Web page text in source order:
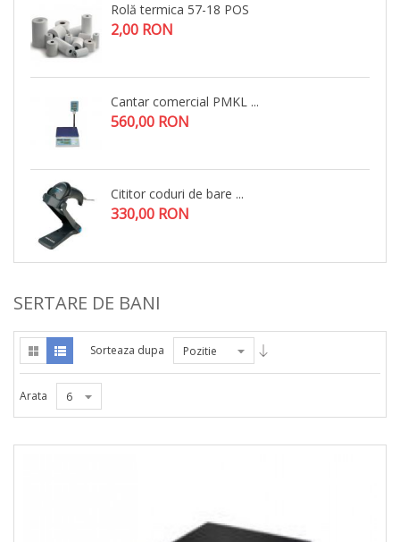
Rolă termica 57-18 POS
2,00 RON
Cantar comercial PMKL ...
560,00 RON
Cititor coduri de bare ...
330,00 RON
SERTARE DE BANI
Sorteaza dupa Pozitie
Arata 6